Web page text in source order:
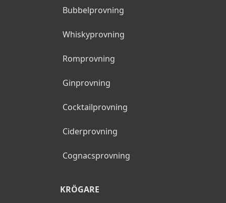
Bubbelprovning
Whiskyprovning
Romprovning
Ginprovning
Cocktailprovning
Ciderprovning
Cognacsprovning
KRÖGARE